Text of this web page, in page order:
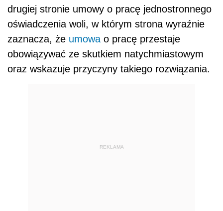
drugiej stronie umowy o pracę jednostronnego
oświadczenia woli, w którym strona wyraźnie
zaznacza, że umowa o pracę przestaje
obowiązywać ze skutkiem natychmiastowym
oraz wskazuje przyczyny takiego rozwiązania.
REKLAMA